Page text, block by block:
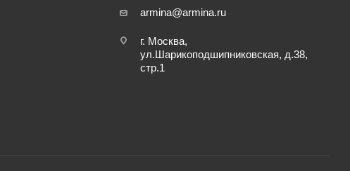
armina@armina.ru
г. Москва,
ул.Шарикоподшипниковская, д.38,
стр.1